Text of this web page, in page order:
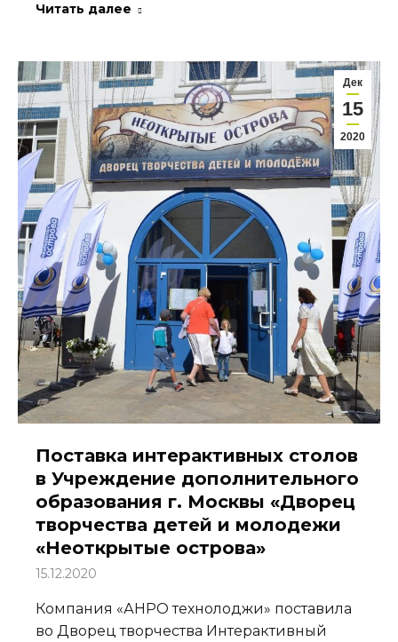
Читать далее
Дек
15
2020
Поставка интерактивных столов
в Учреждение дополнительного
образования г. Москвы «Дворец
творчества детей и молодежи
«Неоткрытые острова»
15.12.2020
Компания «АНРО технолоджи» поставила
во Дворец творчества Интерактивный